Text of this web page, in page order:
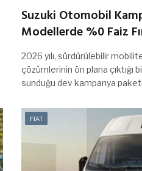
Suzuki Otomobil
Modellerde %0 Faiz
2026 yılı, sürdürülebilir
çözümlerinin ön plana çıktığı
sunduğu dev kampanya
FIAT